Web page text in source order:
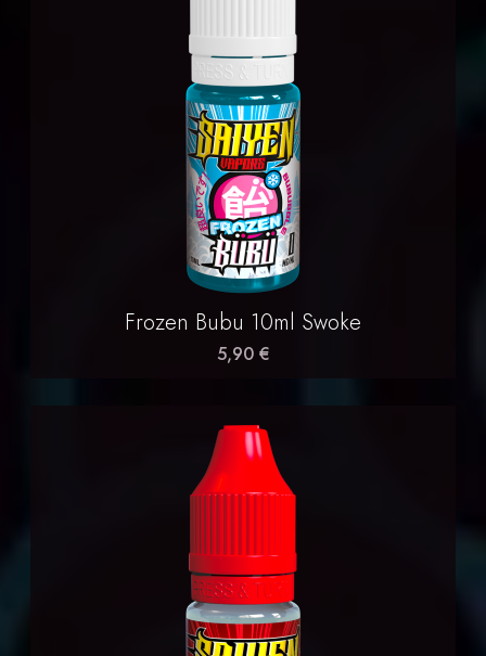
Frozen Bubu 10ml Swoke
5,90 €